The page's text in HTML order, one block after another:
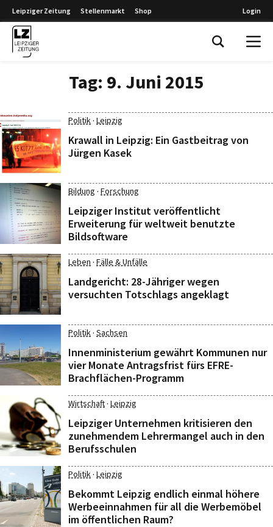
Leipziger Zeitung Stellenmarkt Shop Login
Tag: 9. Juni 2015
Politik· Leipzig
Krawall in Leipzig: Ein Gastbeitrag von
Jürgen Kasek
Bildung · Forschung
Leipziger Institut veröffentlicht
Erweiterung für weltweit benutzte
Bildsoftware
Leben · Fälle & Unfälle
Landgericht: 28-Jähriger wegen
versuchten Totschlags angeklagt
Politik· Sachsen
Innenministerium gewährt Kommunen nur
vier Monate Antragsfrist fürs EFRE-
Brachflächen-Programm
Wirtschaft· Leipzig
Leipziger Unternehmen kritisieren den
zunehmendem Lehrermangel auch in den
Berufsschulen
Politik· Leipzig
Bekommt Leipzig endlich einmal höhere
Werbeeinnahmen für all die Werbemöbel
im öffentlichen Raum?